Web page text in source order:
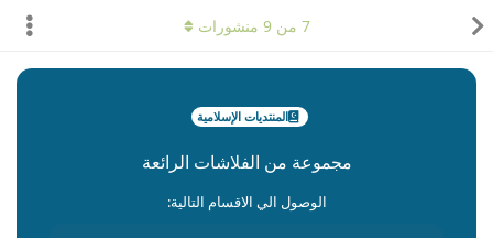
المنتديات الإسلامية
مجموعة من الفلاشات الرائعة
الوصول الي الاقسام التالية:
7 من9 منشورات